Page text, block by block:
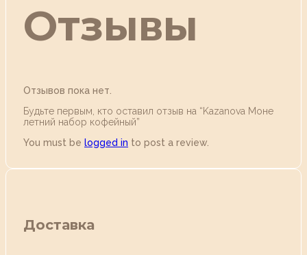
Отзывы
Отзывов пока нет.
Будьте первым, кто оставил отзыв на “Kazanova Моне
летний набор кофейный”
You must be logged in to post a review.
Доставка